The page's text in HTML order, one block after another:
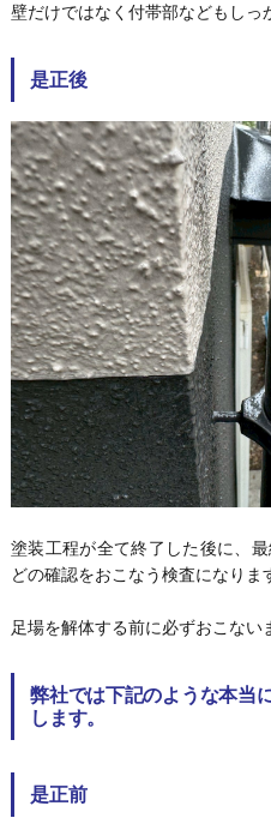
壁だけではなく付帯部などもしっ
是正後
塗装工程が全て終了した後に、
どの確認をおこなう検査になりま
足場を解体する前に必ずおこない
弊社では下記のような本当
します。
是正前